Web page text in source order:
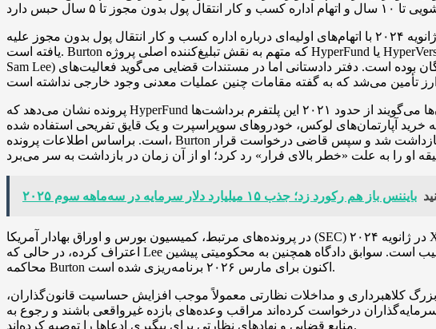
این کیفرخواست جایگزین شکایتی است که در ژانویه ۲۰۲۴ با اتهام‌های اولیه‌ای درباره اداره کسب و کار انتقال پول بدون مجوز علیه Burton مطرح شده بود و اکنون پرونده با شمار و شدت اتهام‌ها گسترش
یافته است. Burton که متهم به نقش تبلیغ‌کننده اصلی پروژه HyperFund یا HyperVerse است، گفته است که خود باور داشته پروژه مشروع است و در پرونده مدعی شده هم‌بنیان‌گذار Xue Lee (معروف به
Sam Lee) مسئول فریب سرمایه‌گذاران و تبلیغ‌کنندگان بوده است. دفتر دادستانی اما در مستندات قضایی می‌گوید فعالیت‌های HyperFund بین ژوئن ۲۰۲۰ تا مه ۲۰۲۴ ادامه یافته و بازپرداخت‌های وعده‌شده
پرونده نشان می‌دهد که HyperFund سرمایه‌گذاران را با وعده بازده روزانه بین ۰.۵٪ تا ۱٪ تا زمانی که سرمایه آنها دو یا سه برابر شود جذب می‌کرد. دادستان‌ها می‌گویند از حدود ۲۰۲۱ این پلتفرم برداشت‌ها
خرید آپارتمان‌های لوکس، خودروهای سوپراسپرت و یک قایق تفریحی استفاده شده
است. براساس اطلاعات پرونده، Burton در ژانویه ۲۰۲۴ در فرودگاه بین‌المللی میامی هنگام تلاش برای ترک کشور با بلیت یک طرفه به امارات متحده عربی بازداشت شد و سپس قاضی درخواست قرار
در پرونده‌های مرتبط، کمیسیون بورس و اوراق بهادار آمریکا (SEC) در ژانویه ۲۰۲۴ Xue Lee و Brenda Chunga (با نام تبلیغاتی “Bitcoin Beautee”) را متهم کرد؛ Chunga به اتهامات رسیدگی شده و به جرم
اعتراف کرده، در حالی که Lee همچنان تحت تعقیب است. سوابق دادگاه همچنین به محکومیتی پیشین Burton در ارتباط با توطئه توزیع کوکائین اشاره می‌کند که پیشینه قضایی او را پیچیده‌تر می‌سازد.
محاکمه Burton اکنون برای مارس ۲۰۲۶ برنامه‌ریزی شده است.
بزرگ کلاهبرداری و مداخلات نظارتی معمولاً موجب افزایش حساسیت قانون‌گذاران،
درخواست کرده‌اند مراقب وعده‌های بازده غیرواقعی باشند و رجوع به
منابع قضایی و نهادهای نظارتی برای پیگیری ادعاها را توصیه کرده‌اند.